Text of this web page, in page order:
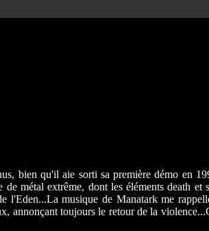
bien qu'il aie sorti sa première démo en
métal extrême, dont les éléments death
musique de Manatark me
annonçant toujours le retour de la